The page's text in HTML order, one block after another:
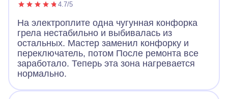
4.7/5
На электроплите одна чугунная конфорка
грела нестабильно и выбивалась из
остальных. Мастер заменил конфорку и
переключатель, потом После ремонта все
заработало. Теперь эта зона нагревается
нормально.